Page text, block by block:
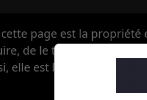
page est la propriété
de le transmettre, de
elle est la seule à avoir,